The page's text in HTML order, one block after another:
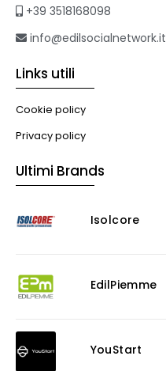
+39 3518168098
info@edilsocialnetwork.it
Links utili
Cookie policy
Privacy policy
Ultimi Brands
Isolcore
EdilPiemme
YouStart